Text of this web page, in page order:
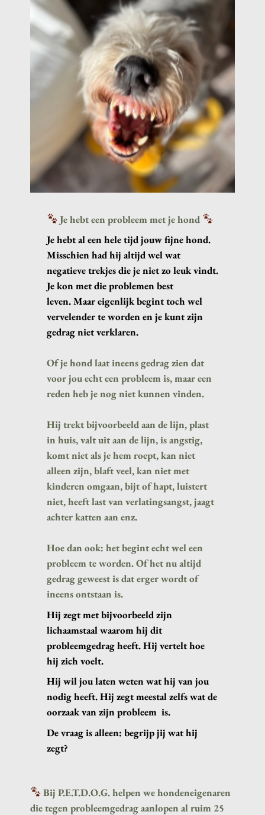
Je hebt een probleem met je hond
Je hebt al een hele tijd jouw fijne hond.
Misschien had hij altijd wel wat
negatieve trekjes die je niet zo leuk vindt.
Je kon met die problemen best
leven.Maar eigenlijk begint toch wel
vervelender te worden en je kunt zijn
gedrag niet verklaren.
Of je hond laat ineens gedrag zien dat
voor jou echt een probleem is, maar een
reden heb je nog niet kunnen vinden.
Hij trekt bijvoorbeeld aan de lijn, plast
in huis, valt uit aan de lijn, is angstig,
komt niet als je hem roept, kan niet
alleen zijn, blaft veel, kan niet met
kinderen omgaan, bijt of hapt, luistert
niet, heeft last van verlatingsangst, jaagt
achter katten aan enz.
Hoe dan ook: het begint echt wel een
probleem te worden. Of het nu altijd
gedrag geweest is dat erger wordt of
ineens ontstaan is.
Hij zegt met bijvoorbeeld zijn
lichaamstaal waarom hij dit
probleemgedrag heeft. Hij vertelt hoe
hij zich voelt.
Hij wil jou laten weten wat hij van jou
nodig heeft. Hij zegt meestal zelfs wat de
oorzaak van zijn probleem is.
De vraag is alleen: begrijp jij wat hij
zegt?
Bij P.E.T.D.O.G. helpen we hondeneigenaren
die tegen probleemgedrag aanlopen al ruim 25